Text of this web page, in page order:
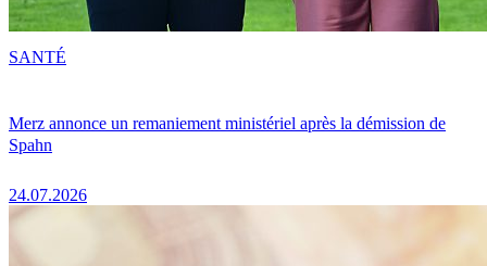
Merz annonce un remaniement ministériel après la démission de
Spahn
24.07.2026
SANTÉ